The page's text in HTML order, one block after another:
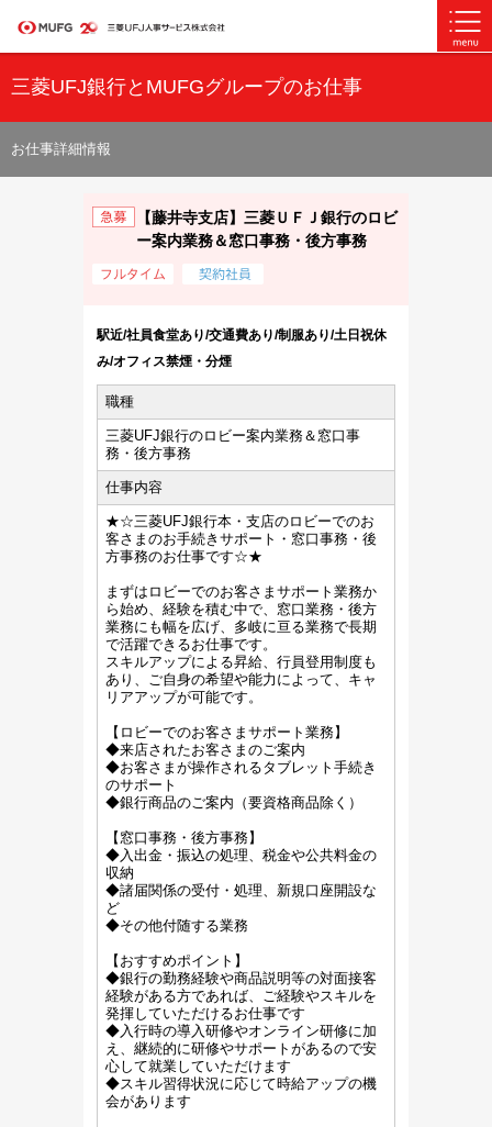
三菱UFJ銀行とMUFGグループのお仕事
お仕事詳細情報
【藤井寺支店】三菱ＵＦＪ銀行のロビ
ー案内業務＆窓口事務・後方事務
駅近/社員食堂あり/交通費あり/制服あり/土日祝休
み/オフィス禁煙・分煙
職種
三菱UFJ銀行のロビー案内業務＆窓口事
務・後方事務
仕事内容
★☆三菱UFJ銀行本・支店のロビーでのお
客さまのお手続きサポート・窓口事務・後
方事務のお仕事です☆★
まずはロビーでのお客さまサポート業務か
ら始め、経験を積む中で、窓口業務・後方
業務にも幅を広げ、多岐に亘る業務で長期
で活躍できるお仕事です。
スキルアップによる昇給、行員登用制度も
あり、ご自身の希望や能力によって、キャ
リアアップが可能です。
【ロビーでのお客さまサポート業務】
◆来店されたお客さまのご案内
◆お客さまが操作されるタブレット手続き
のサポート
◆銀行商品のご案内（要資格商品除く）
【窓口事務・後方事務】
◆入出金・振込の処理、税金や公共料金の
収納
◆諸届関係の受付・処理、新規口座開設な
ど
◆その他付随する業務
【おすすめポイント】
◆銀行の勤務経験や商品説明等の対面接客
経験がある方であれば、ご経験やスキルを
発揮していただけるお仕事です
◆入行時の導入研修やオンライン研修に加
え、継続的に研修やサポートがあるので安
心して就業していただけます
◆スキル習得状況に応じて時給アップの機
会があります